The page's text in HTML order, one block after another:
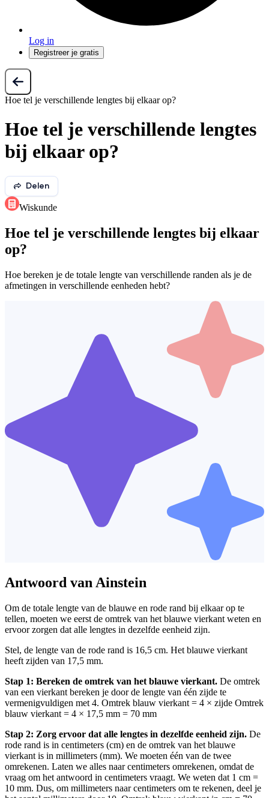
Log in
Registreer je gratis
Hoe tel je verschillende lengtes bij elkaar op?
Hoe tel je verschillende lengtes
bij elkaar op?
Delen
Wiskunde
Hoe tel je verschillende lengtes bij elkaar
op?
Hoe bereken je de totale lengte van verschillende randen als je de
afmetingen in verschillende eenheden hebt?
Antwoord van Ainstein
Om de totale lengte van de blauwe en rode rand bij elkaar op te
tellen, moeten we eerst de omtrek van het blauwe vierkant weten en
ervoor zorgen dat alle lengtes in dezelfde eenheid zijn.
Stel, de lengte van de rode rand is 16,5 cm. Het blauwe vierkant
heeft zijden van 17,5 mm.
Stap 1: Bereken de omtrek van het blauwe vierkant. De omtrek
van een vierkant bereken je door de lengte van één zijde te
vermenigvuldigen met 4. Omtrek blauw vierkant = 4 × zijde Omtrek
blauw vierkant = 4 × 17,5 mm = 70 mm
Stap 2: Zorg ervoor dat alle lengtes in dezelfde eenheid zijn. De
rode rand is in centimeters (cm) en de omtrek van het blauwe
vierkant is in millimeters (mm). We moeten één van de twee
omrekenen. Laten we alles naar centimeters omrekenen, omdat de
vraag om het antwoord in centimeters vraagt. We weten dat 1 cm =
10 mm. Dus, om millimeters naar centimeters om te rekenen, deel je